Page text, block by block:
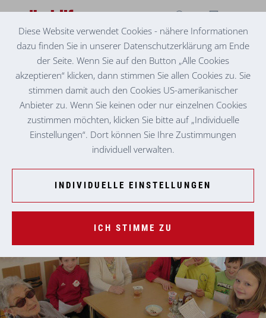
SENIORENZENTRUM ST. PETER-FREIENSTEIN
GESCHICHTEN, DIE BRÜCKEN SCHLAGEN
Die Viertklässler:innen der Volksschule St. Peter-Freienstein
besuchten an ihrem Vorlesetag das örtliche Volkshilfe
Seniorenzentrum. Mit sorgfältig ausgewählten Texten
fesselten sie die Zuhörer:innen, die aufmerksam lauschten
und anschließend mit den Kindern ins Gespräch kamen.
vorgelesen haben.
Diese Website verwendet Cookies - nähere Informationen
dazu finden Sie in unserer Datenschutzerklärung am Ende
der Seite. Wenn Sie auf den Button „Alle Cookies
akzeptieren“ klicken, dann stimmen Sie allen Cookies zu. Sie
stimmen damit auch den Cookies US-amerikanischer
Anbieter zu. Wenn Sie keinen oder nur einzelnen Cookies
zustimmen möchten, klicken Sie bitte auf „Individuelle
Einstellungen“. Dort können Sie Ihre Zustimmungen
individuell verwalten.
INDIVIDUELLE EINSTELLUNGEN
ICH STIMME ZU